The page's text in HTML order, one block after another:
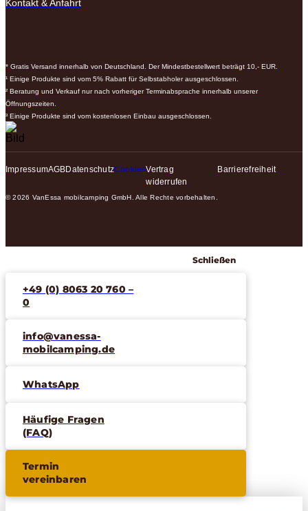
Kontakt & Anfahrt
* Gratis Versand innerhalb von Deutschland. Der Mindestbestellwert beträgt 10,- EUR.
¹ Einige Produkte sind vom 5% Rabatt für Selbstabholer ausgeschlossen.
² Beratung und Verkauf nur nach vorheriger Terminabsprache innerhalb unserer
Öffnungszeiten.
³ Einige Produkte sind vom kostenlosen Einbau ausgeschlossen.
ImpressumAGBDatenschutzCookiesVertrag
widerrufen
Barrierefreiheit
© 2026 VanEssa mobilcamping GmbH. Alle Rechte vorbehalten.
Schließen
+49 (0) 8063 20 760 –
0
info@vanessa-
mobilcamping.de
WhatsApp
Häufige Fragen
(FAQ)
Termin
vereinbaren